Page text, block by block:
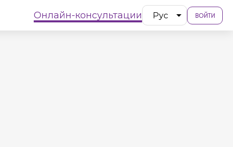
Онлайн-консультации Рус ВОЙТИ